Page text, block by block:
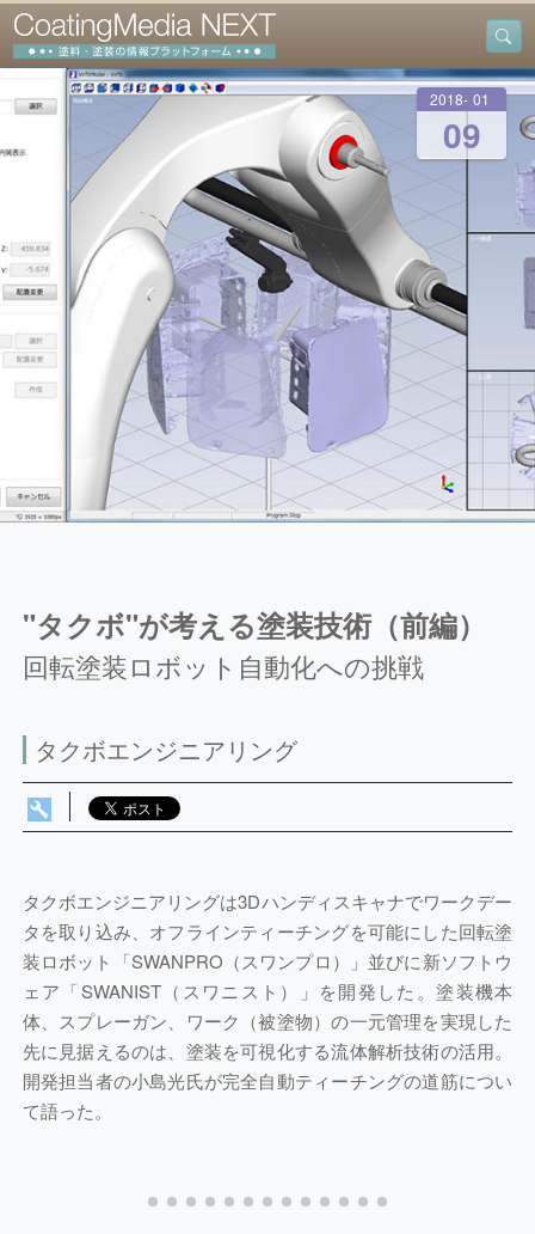
2018 - 01
09
"タクボ"が考える塗装技術（前編）
回転塗装ロボット自動化への挑戦
タクボエンジニアリング
タクボエンジニアリングは3Dハンディスキャナでワークデー
タを取り込み、オフラインティーチングを可能にした回転塗
装ロボット「SWANPRO（スワンプロ）」並びに新ソフトウ
ェア「SWANIST（スワニスト）」を開発した。塗装機本
体、スプレーガン、ワーク（被塗物）の一元管理を実現した
先に見据えるのは、塗装を可視化する流体解析技術の活用。
開発担当者の小島光氏が完全自動ティーチングの道筋につい
て語った。